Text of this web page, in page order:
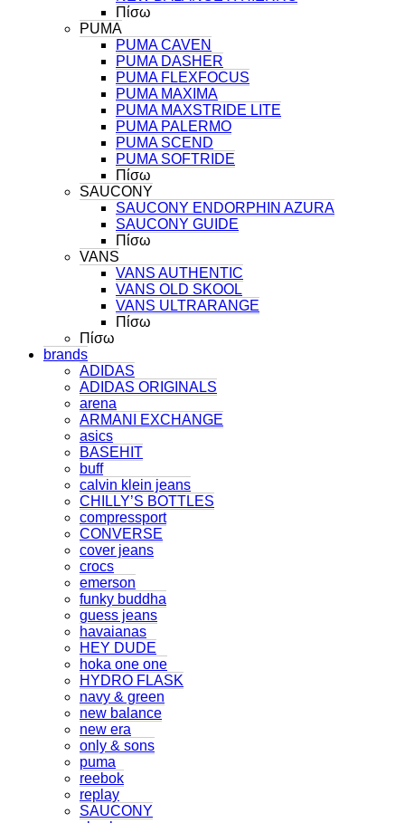
Πίσω
PUMA
PUMA CAVEN
PUMA DASHER
PUMA FLEXFOCUS
PUMA MAXIMA
PUMA MAXSTRIDE LITE
PUMA PALERMO
PUMA SCEND
PUMA SOFTRIDE
Πίσω
SAUCONY
SAUCONY ENDORPHIN AZURA
SAUCONY GUIDE
Πίσω
VANS
VANS AUTHENTIC
VANS OLD SKOOL
VANS ULTRARANGE
Πίσω
Πίσω
brands
ADIDAS
ADIDAS ORIGINALS
arena
ARMANI EXCHANGE
asics
BASEHIT
buff
calvin klein jeans
CHILLY’S BOTTLES
compressport
CONVERSE
cover jeans
crocs
emerson
funky buddha
guess jeans
havaianas
HEY DUDE
hoka one one
HYDRO FLASK
navy & green
new balance
new era
only & sons
puma
reebok
replay
SAUCONY